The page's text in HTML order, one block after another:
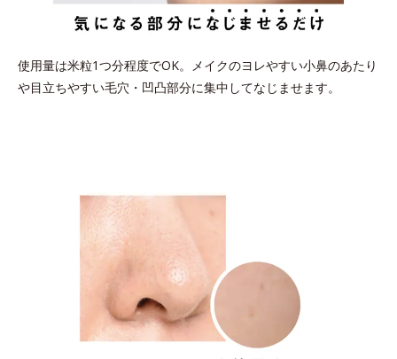
使用量は米粒1つ分程度でOK。メイクのヨレやすい小鼻のあたり
や目立ちやすい毛穴・凹凸部分に集中してなじませます。